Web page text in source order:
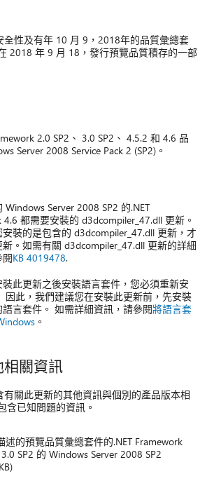
全性及有年 10 月 9，2018年的品質彙總套
2018 年 9 月 18，發行預覽品質積存的一部
2.0 SP2、 3.0 SP2、 4.5.2 和 4.6 品
Server 2008 Service Pack 2 (SP2)。
Windows Server 2008 SP2 的.NET
4.6 都需要安裝的 d3dcompiler_47.dll 更新。
裝的是包含的 d3dcompiler_47.dll 更新，才
。如需有關 d3dcompiler_47.dll 更新的詳細
閱KB 4019478.
此更新之後安裝語言套件，您必須重新安
因此，我們建議您在安裝此更新前，先安裝
言套件。 如需詳細資訊，請參閱將語言套
。
相關資訊
有關此更新的其他資訊與個別的產品版本相
含已知問題的資訊。
述的預覽品質彙總套件的.NET Framework
SP2 的 Windows Server 2008 SP2